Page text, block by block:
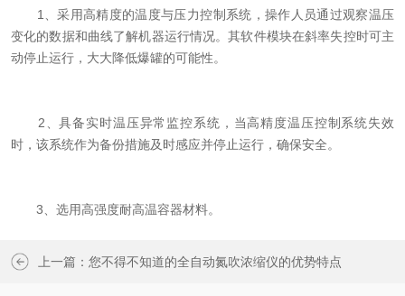
1、采用高精度的温度与压力控制系统，操作人员通过观察温压
变化的数据和曲线了解机器运行情况。其软件模块在斜率失控时可主
动停止运行，大大降低爆罐的可能性。
2、具备实时温压异常监控系统，当高精度温压控制系统失效
时，该系统作为备份措施及时感应并停止运行，确保安全。
3、选用高强度耐高温容器材料。
上一篇： 您不得不知道的全自动氮吹浓缩仪的优势特点